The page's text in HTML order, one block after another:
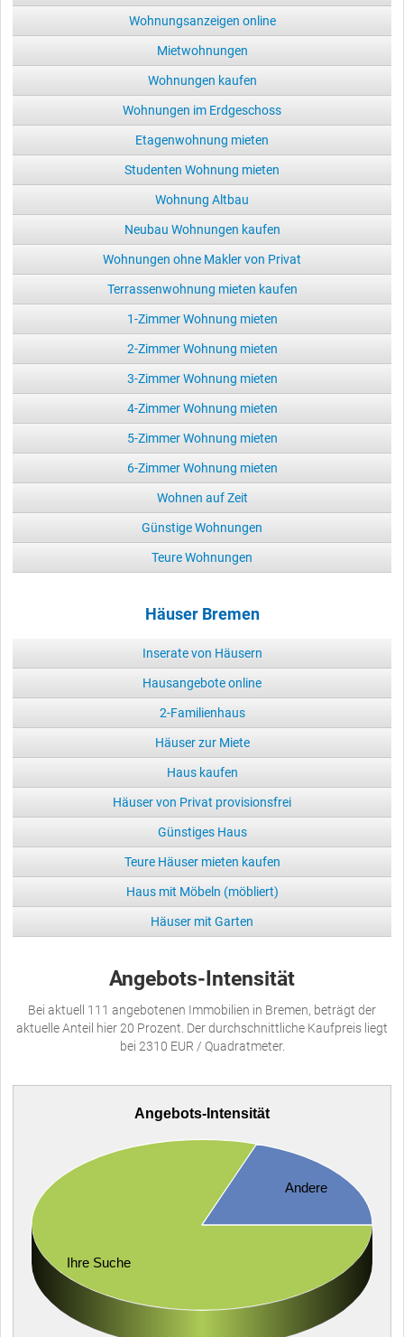
Wohnungsanzeigen online
Mietwohnungen
Wohnungen kaufen
Wohnungen im Erdgeschoss
Etagenwohnung mieten
Studenten Wohnung mieten
Wohnung Altbau
Neubau Wohnungen kaufen
Wohnungen ohne Makler von Privat
Terrassenwohnung mieten kaufen
1-Zimmer Wohnung mieten
2-Zimmer Wohnung mieten
3-Zimmer Wohnung mieten
4-Zimmer Wohnung mieten
5-Zimmer Wohnung mieten
6-Zimmer Wohnung mieten
Wohnen auf Zeit
Günstige Wohnungen
Teure Wohnungen
Häuser Bremen
Inserate von Häusern
Hausangebote online
2-Familienhaus
Häuser zur Miete
Haus kaufen
Häuser von Privat provisionsfrei
Günstiges Haus
Teure Häuser mieten kaufen
Haus mit Möbeln (möbliert)
Häuser mit Garten
Angebots-Intensität
Bei aktuell 111 angebotenen Immobilien in Bremen, beträgt der
aktuelle Anteil hier 20 Prozent. Der durchschnittliche Kaufpreis liegt
bei 2310 EUR / Quadratmeter.
Angebots-Intensität
Ihre Suche
Andere